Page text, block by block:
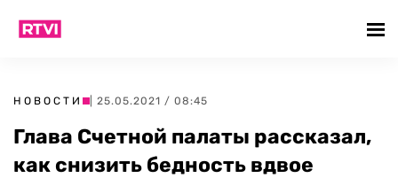
НОВОСТИ | 25.05.2021 / 08:45
Глава Счетной палаты рассказал,
как снизить бедность вдвое